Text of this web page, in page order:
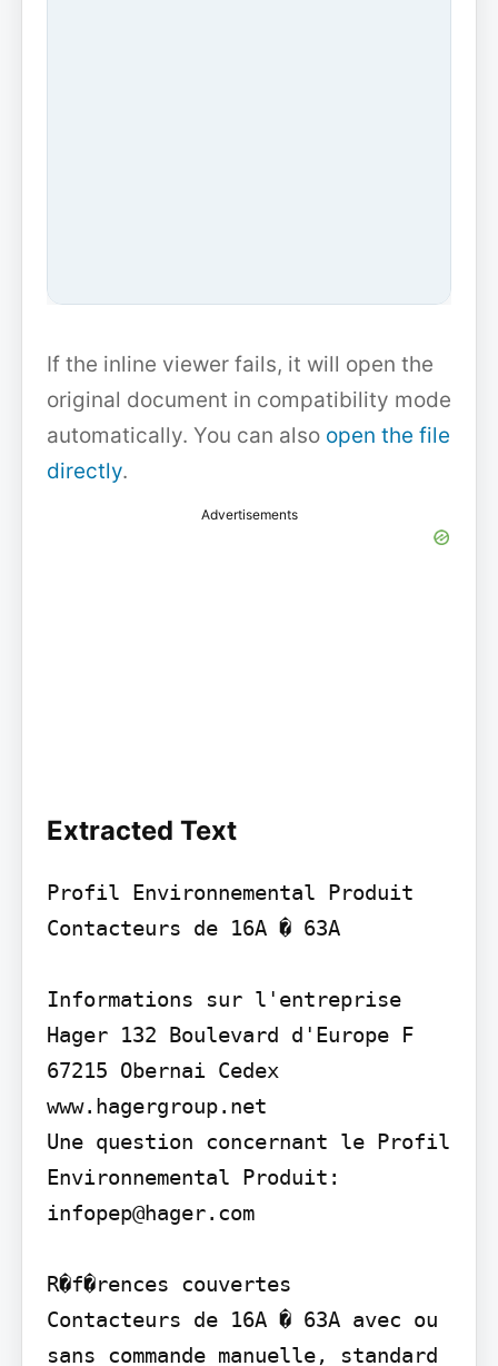
If the inline viewer fails, it will open the
original document in compatibility mode
automatically. You can also open the file
directly.
Advertisements
Extracted Text
Profil Environnemental Produit
Contacteurs de 16A � 63A
Informations sur l'entreprise
Hager 132 Boulevard d'Europe F
67215 Obernai Cedex
www.hagergroup.net
Une question concernant le Profil
Environnemental Produit:
infopep@hager.com
R�f�rences couvertes
Contacteurs de 16A � 63A avec ou
sans commande manuelle, standard